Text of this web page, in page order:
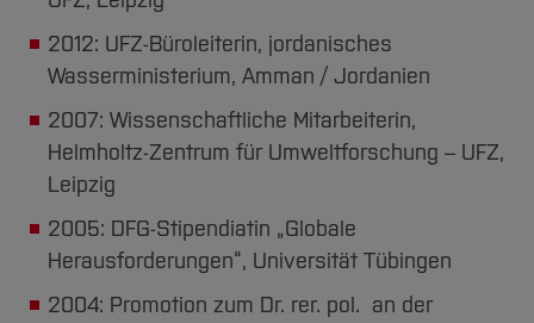
Arbeiten im FB G
Forschung und Projekte
International
Service
Studiengänge
Studieninteressierte
Aktuelles
Studium
Forschung und Entwicklung
International
Team
Service
Amtliche Bekanntmachungen
Notfall-Infos
BO Shop
Familiengerechte Hochschule
Gleichstellung
Vertretungen
Wahlen
Hochschulkommunikation
Medienzentrum
qed-Stiftung
Zentrale Studienberatung
2012: UFZ-Büroleiterin, jordanisches
Wasserministerium, Amman / Jordanien
2007: Wissenschaftliche Mitarbeiterin,
Helmholtz-Zentrum für Umweltforschung – UFZ,
Leipzig
2005: DFG-Stipendiatin „Globale
Herausforderungen“, Universität Tübingen
2004: Promotion zum Dr. rer. pol. an der